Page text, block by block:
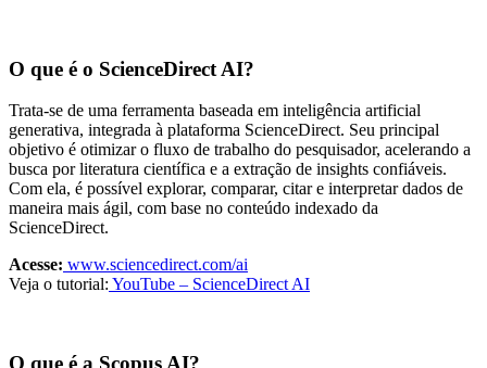
O que é o ScienceDirect AI?
Trata-se de uma ferramenta baseada em inteligência artificial
generativa, integrada à plataforma ScienceDirect. Seu principal
objetivo é otimizar o fluxo de trabalho do pesquisador, acelerando a
busca por literatura científica e a extração de insights confiáveis.
Com ela, é possível explorar, comparar, citar e interpretar dados de
maneira mais ágil, com base no conteúdo indexado da
ScienceDirect.
Acesse: www.sciencedirect.com/ai
Veja o tutorial: YouTube – ScienceDirect AI
O que é a Scopus AI?